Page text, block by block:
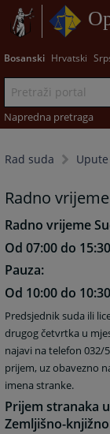
Bosanski Hrvatski
Napredna pretraga
Rad suda
Radno vrijeme
Radno vrijeme
Od 07:00 do
Pauza:
Od 10:00 do
Predsjednik suda ili
drugog četvrtka u
najavi na telefon 032/
prijem, uz obavezno
imena stranke.
Prijem stranaka
Zemljišno-